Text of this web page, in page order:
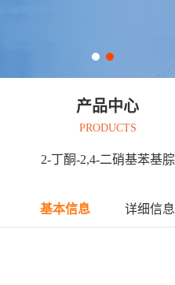
产品中心
PRODUCTS
2-丁酮-2,4-二硝基苯基腙
基本信息 详细信息